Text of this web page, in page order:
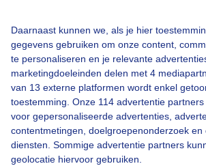
Daarnaast kunnen we, als je hier
gegevens gebruiken om onze content,
te personaliseren en je relevante
marketingdoeleinden delen met 4
van 13 externe platformen wordt enkel
toestemming. Onze 114 advertentie
voor gepersonaliseerde advertenties,
contentmetingen, doelgroepenonderzoek en
diensten. Sommige advertentie partners
geolocatie hiervoor gebruiken.
Over Buienradar
Bedrijfsgegevens